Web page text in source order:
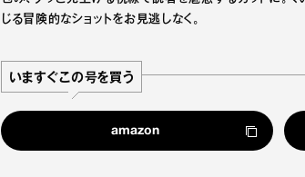
じる冒険的なショットをお見逃しなく。
いますぐこの号を買う
amazon